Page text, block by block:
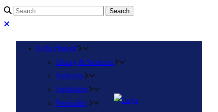
Naša činnosť
Hoaxy & Stratcom
Podvody
Publikácie
Prednášky